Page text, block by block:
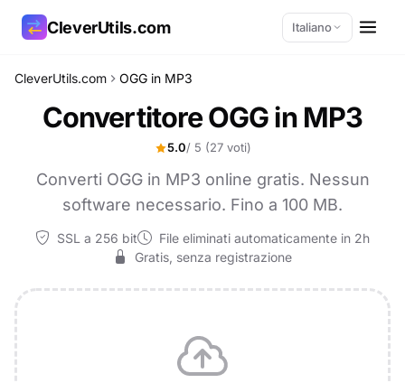
CleverUtils.com Italiano
CleverUtils.com OGG in MP3
Convertitore OGG in MP3
5.0/ 5 (27 voti)
Converti OGG in MP3 online gratis. Nessun
software necessario. Fino a 100 MB.
SSL a 256 bit
File eliminati automaticamente in 2h
Gratis, senza registrazione
Copia link